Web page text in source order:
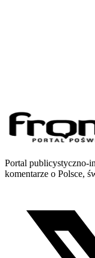
Portal publicystyczno-
komentarze o Polsce,